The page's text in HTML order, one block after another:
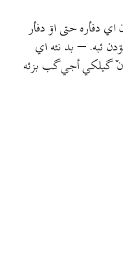
دفأره حتی اۊ دفأر
ئبه. – بد نئه اي
گیلکي أجي گب بزئه